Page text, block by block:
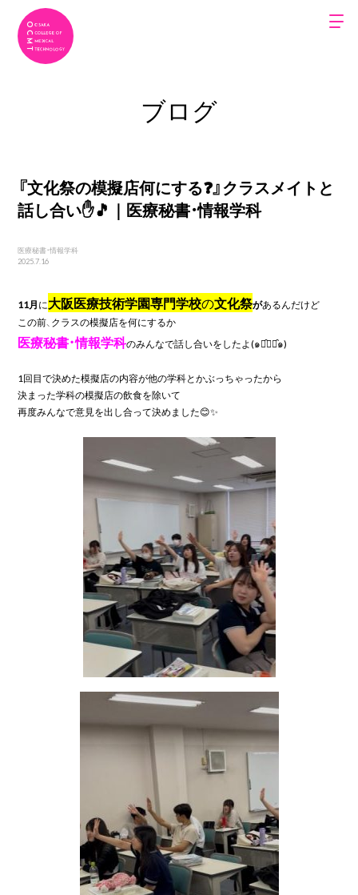
ブログ
『文化祭の模擬店何にする❓』クラスメイトと
話し合い✋🎵｜医療秘書・情報学科
医療秘書・情報学科
2025.7.16
11月に大阪医療技術学園専門学校の文化祭があるんだけど
医療秘書・情報学科のみんなで話し合いをしたよ(๑･̑◡･̑๑)
1回目で決めた模擬店の内容が他の学科とかぶっちゃったから
決まった学科の模擬店の飲食を除いて
再度みんなで意見を出し合って決めました😊✨